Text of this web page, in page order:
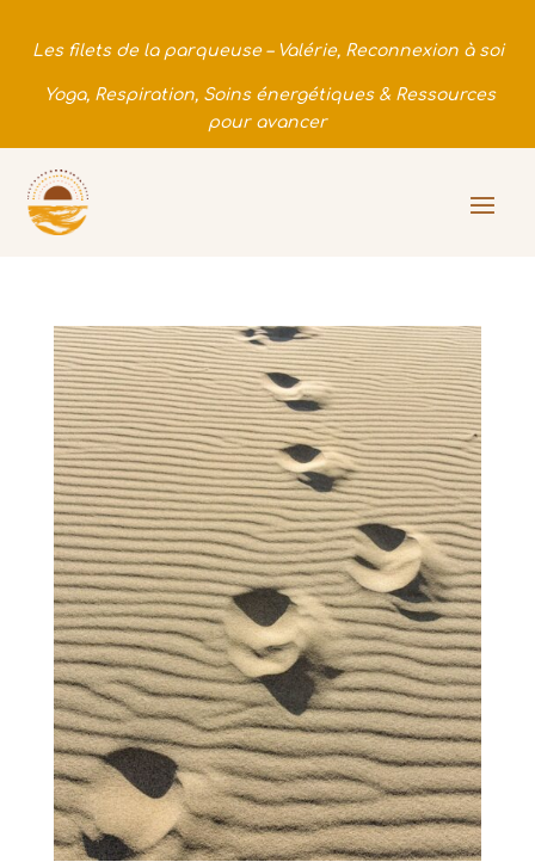
Les filets de la parqueuse – Valérie, Reconnexion à soi
Yoga, Respiration, Soins énergétiques & Ressources
pour avancer